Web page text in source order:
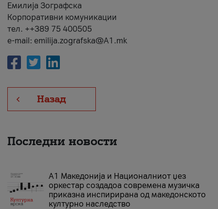
Емилија Зографска
Корпоративни комуникации
тел. ++389 75 400505
e-mail: emilija.zografska@A1.mk
Назад
Последни новости
А1 Македонија и Националниот џез
оркестар создадоа современа музичка
приказна инспирирана од македонското
културно наследство